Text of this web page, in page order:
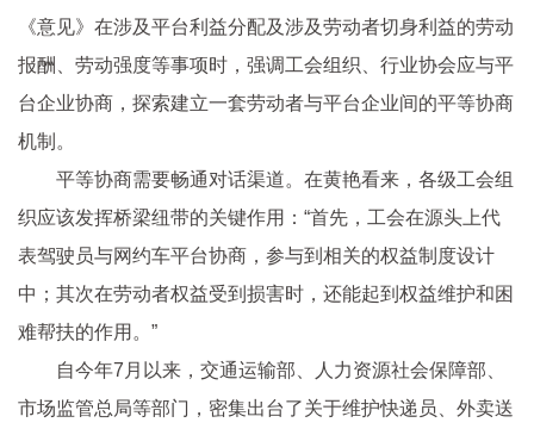
《意见》在涉及平台利益分配及涉及劳动者切身利益的劳动
报酬、劳动强度等事项时，强调工会组织、行业协会应与平
台企业协商，探索建立一套劳动者与平台企业间的平等协商
机制。
平等协商需要畅通对话渠道。在黄艳看来，各级工会组
织应该发挥桥梁纽带的关键作用：“首先，工会在源头上代
表驾驶员与网约车平台协商，参与到相关的权益制度设计
中；其次在劳动者权益受到损害时，还能起到权益维护和困
难帮扶的作用。”
自今年7月以来，交通运输部、人力资源社会保障部、
市场监管总局等部门，密集出台了关于维护快递员、外卖送